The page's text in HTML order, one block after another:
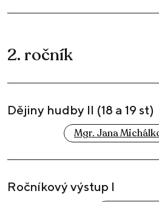
2. ročník
Dějiny hudby II (18 a 19 st)
Mgr. Jana
Ročníkový výstup I